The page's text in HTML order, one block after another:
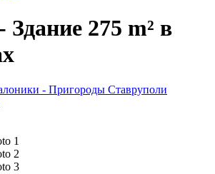
275 m² в
- Пригороды Ставруполи